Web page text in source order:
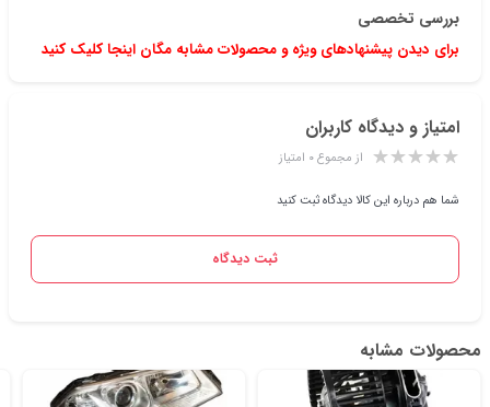
بررسی تخصصی
برای دیدن پیشنهادهای ویژه و محصولات مشابه مگان اینجا کلیک کنید
امتیاز و دیدگاه کاربران
از مجموع ۰ امتیاز
شما هم درباره این کالا دیدگاه ثبت کنید
ثبت دیدگاه
محصولات مشابه